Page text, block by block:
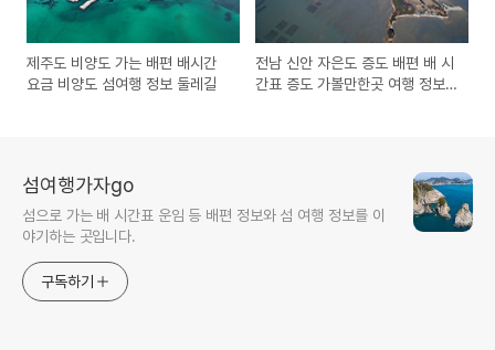
제주도 비양도 가는 배편 배시간
요금 비양도 섬여행 정보 둘레길
전남 신안 자은도 증도 배편 배 시
간표 증도 가볼만한곳 여행 정보
섬여행가자go
섬으로 가는 배 시간표 운임 등 배편 정보와 섬 여행 정보를 이
야기하는 곳입니다.
구독하기